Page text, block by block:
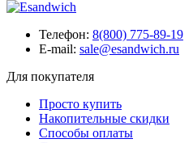
Телефон: 8(800) 775-89-19
E-mail: sale@esandwich.ru
Для покупателя
Просто купить
Накопительные скидки
Способы оплаты